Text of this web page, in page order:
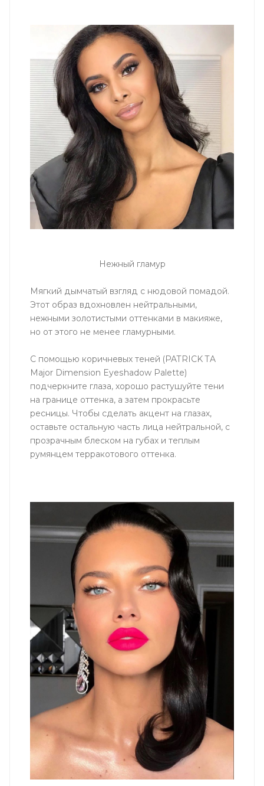
Нежный гламур
Мягкий дымчатый взгляд с нюдовой помадой.
Этот образ вдохновлен нейтральными,
нежными золотистыми оттенками в макияже,
но от этого не менее гламурными.
С помощью коричневых теней (PATRICK TA
Major Dimension Eyeshadow Palette)
подчеркните глаза, хорошо растушуйте тени
на границе оттенка, а затем прокрасьте
ресницы. Чтобы сделать акцент на глазах,
оставьте остальную часть лица нейтральной, с
прозрачным блеском на губах и теплым
румянцем терракотового оттенка.